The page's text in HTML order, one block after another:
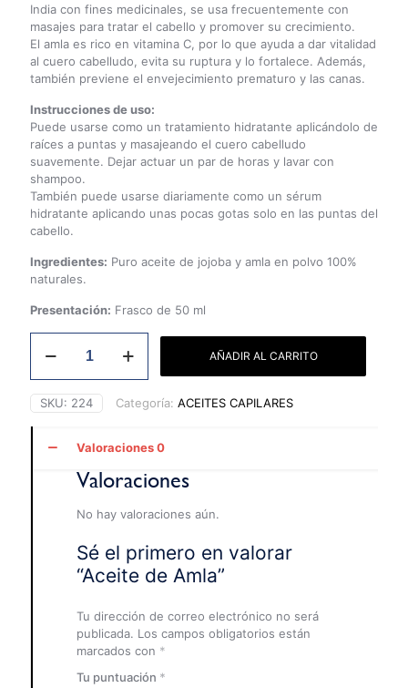
India con fines medicinales, se usa frecuentemente con
masajes para tratar el cabello y promover su crecimiento.
El amla es rico en vitamina C, por lo que ayuda a dar vitalidad
al cuero cabelludo, evita su ruptura y lo fortalece. Además,
también previene el envejecimiento prematuro y las canas.
Instrucciones de uso:
Puede usarse como un tratamiento hidratante aplicándolo de
raíces a puntas y masajeando el cuero cabelludo
suavemente. Dejar actuar un par de horas y lavar con
shampoo.
También puede usarse diariamente como un sérum
hidratante aplicando unas pocas gotas solo en las puntas del
cabello.
Ingredientes: Puro aceite de jojoba y amla en polvo 100%
naturales.
Presentación: Frasco de 50 ml
cantidad
AÑADIR AL CARRITO
SKU: 224 Categoría: ACEITES CAPILARES
Valoraciones0
Valoraciones
No hay valoraciones aún.
Sé el primero en valorar
“Aceite de Amla”
Tu dirección de correo electrónico no será
publicada. Los campos obligatorios están
marcados con *
Tu puntuación *